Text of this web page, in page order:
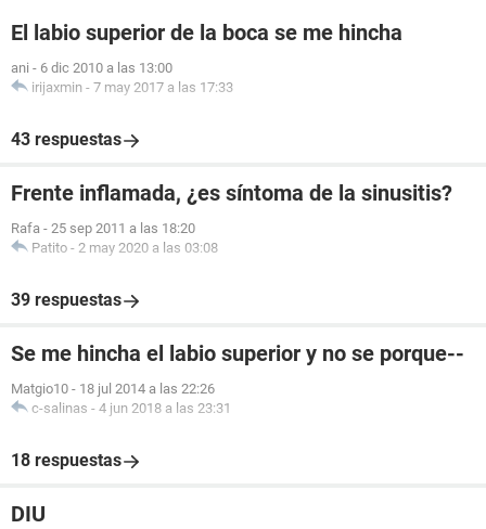
El labio superior de la boca se me hincha
ani - 6 dic 2010 a las 13:00
irijaxmin - 7 may 2017 a las 17:33
43 respuestas
Frente inflamada, ¿es síntoma de la sinusitis?
Rafa - 25 sep 2011 a las 18:20
Patito - 2 may 2020 a las 03:08
39 respuestas
Se me hincha el labio superior y no se porque--
Matgio10 - 18 jul 2014 a las 22:26
c-salinas - 4 jun 2018 a las 23:31
18 respuestas
DIU